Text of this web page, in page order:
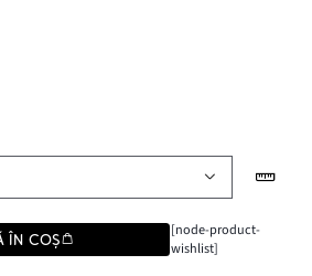
ÎN COȘ
[node-product-
wishlist]